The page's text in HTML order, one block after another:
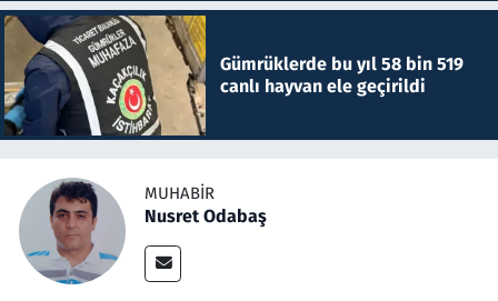
Gümrüklerde bu yıl 58 bin 519
canlı hayvan ele geçirildi
MUHABIR
Nusret Odabaş